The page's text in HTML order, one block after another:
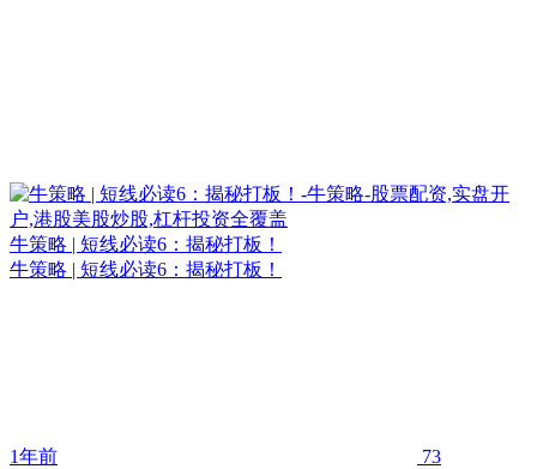
牛策略 | 短线必读6：揭秘打板！
牛策略 | 短线必读6：揭秘打板！
1年前 73